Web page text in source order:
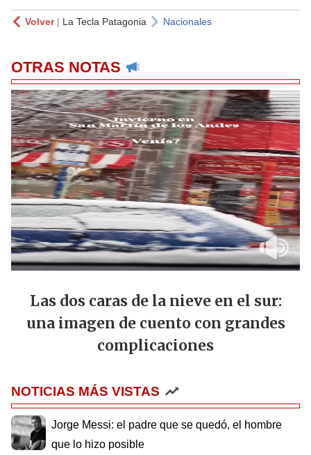
Volver| La Tecla Patagonia Nacionales
OTRAS NOTAS
Las dos caras de la nieve en el sur:
una imagen de cuento con grandes
complicaciones
NOTICIAS MÁS VISTAS
Jorge Messi: el padre que se quedó, el hombre
que lo hizo posible